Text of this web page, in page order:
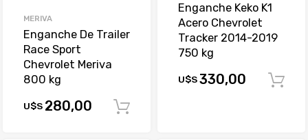
MERIVA
Enganche De Trailer
Race Sport
Chevrolet Meriva
800 kg
U$S 280,00
Enganche Keko K1
Acero Chevrolet
Tracker 2014-2019
750 kg
U$S330,00